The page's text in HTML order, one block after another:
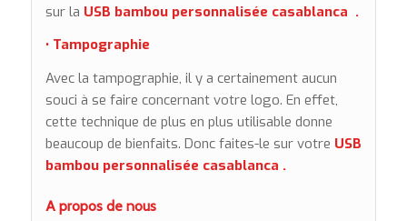
sur la USB bambou personnalisée casablanca .
• Tampographie
Avec la tampographie, il y a certainement aucun
souci à se faire concernant votre logo. En effet,
cette technique de plus en plus utilisable donne
beaucoup de bienfaits. Donc faites-le sur votre USB
bambou personnalisée casablanca .
A propos de nous